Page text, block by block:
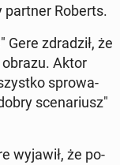
partner Roberts.
zdra­dził, że
Aktor
spro­wa­
sce­na­riusz"
wyjawił, że po­